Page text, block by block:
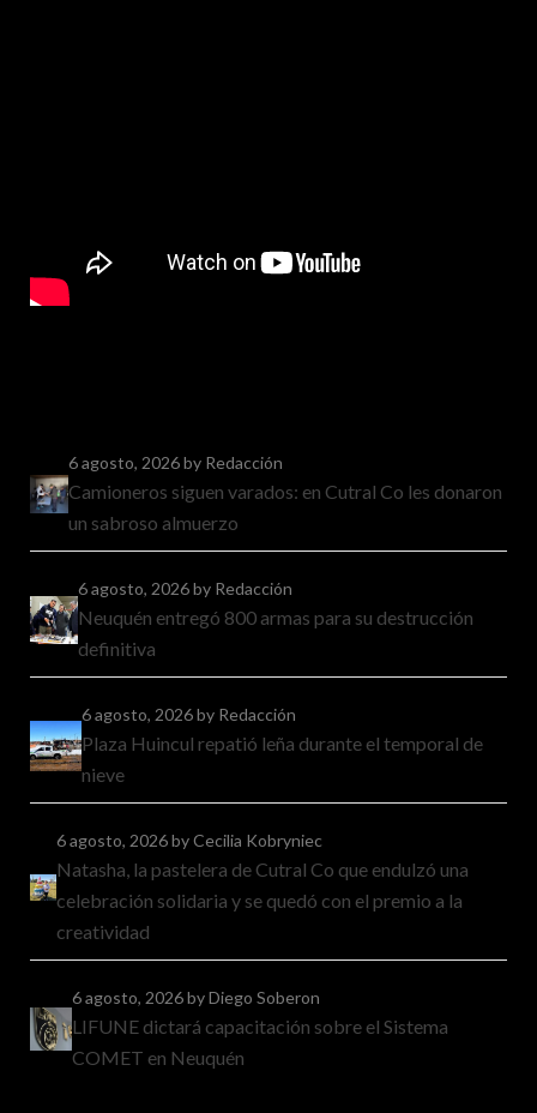
6 agosto, 2026by Redacción
Camioneros siguen varados: en Cutral Co les donaron
un sabroso almuerzo
6 agosto, 2026by Redacción
Neuquén entregó 800 armas para su destrucción
definitiva
6 agosto, 2026by Redacción
Plaza Huincul repatió leña durante el temporal de
nieve
6 agosto, 2026by Cecilia Kobryniec
Natasha, la pastelera de Cutral Co que endulzó una
celebración solidaria y se quedó con el premio a la
creatividad
6 agosto, 2026by Diego Soberon
LIFUNE dictará capacitación sobre el Sistema
COMET en Neuquén